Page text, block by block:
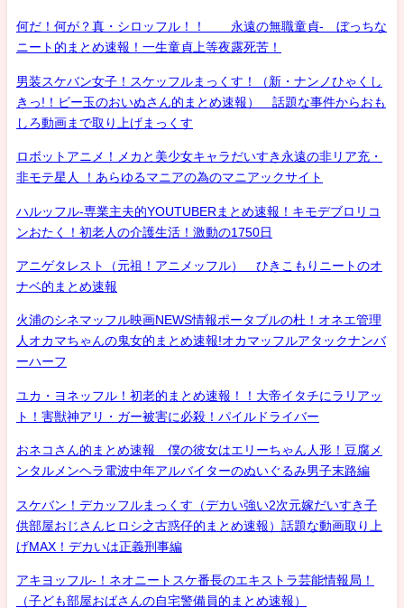
何だ！何が？真・シロッフル！！ 永遠の無職童貞- ぼっちな
ニート的まとめ速報！一生童貞上等夜露死苦！
男装スケバン女子！スケッフルまっくす！（新・ナンノひゃくし
きっ!！ビー玉のおいぬさん的まとめ速報） 話題な事件からおも
しろ動画まで取り上げまっくす
ロボットアニメ！メカと美少女キャラだいすき永遠の非リア充・
非モテ星人 ！あらゆるマニアの為のマニアックサイト
ハルッフル-専業主夫的YOUTUBERまとめ速報！キモデブロリコ
ンおたく！初老人の介護生活！激動の1750日
アニゲタレスト（元祖！アニメッフル） ひきこもりニートのオ
ナベ的まとめ速報
火浦のシネマッフル映画NEWS情報ポータブルの杜！オネエ管理
人オカマちゃんの鬼女的まとめ速報!オカマッフルアタックナンバ
ーハーフ
ユカ・ヨネッフル！初老的まとめ速報！！大帝イタチにラリアッ
ト！害獣神アリ・ガー被害に必殺！パイルドライバー
おネコさん的まとめ速報 僕の彼女はエリーちゃん人形！豆腐メ
ンタルメンヘラ電波中年アルバイターのぬいぐるみ男子末路編
スケバン！デカッフルまっくす（デカい強い2次元嫁だいすき子
供部屋おじさんヒロシ之古惑仔的まとめ速報）話題な動画取り上
げMAX！デカいは正義刑事編
アキヨッフル-！ネオニートスケ番長のエキストラ芸能情報局！
（子ども部屋おばさんの自宅警備員的まとめ速報）